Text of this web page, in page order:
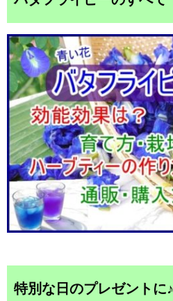
特別な日のプレゼントに♪